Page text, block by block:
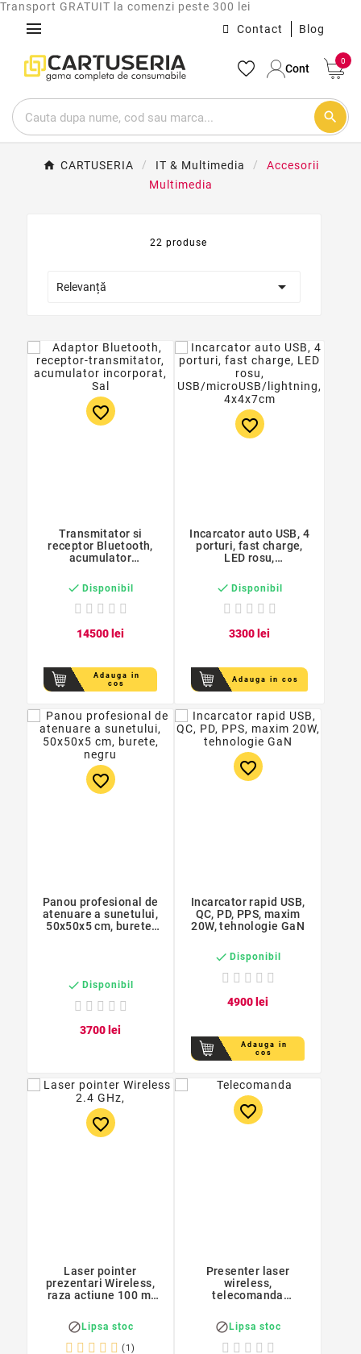
Transport GRATUIT la comenzi peste 300 lei
menu Contact Blog
Cont
0
search
CARTUSERIA IT & Multimedia
Accesorii
Multimedia
22 produse
Relevanță 
favorite_border
Transmitator si
receptor Bluetooth,
acumulator
 Disponibil
14500 lei
Adauga in
cos
favorite_border
Incarcator auto USB, 4
porturi, fast charge,
LED rosu,
4x4x7cm
 Disponibil
3300 lei
Adauga in cos
favorite_border
Panou profesional de
atenuare a sunetului,
50x50x5 cm, burete,
 Disponibil
3700 lei
favorite_border
Incarcator rapid USB,
QC, PD, PPS, maxim
20W, tehnologie GaN
 Disponibil
4900 lei
Adauga in
cos
favorite_border
Laser pointer
prezentari Wireless,
raza actiune 100 m,
Lipsa stoc
(1)
favorite_border
Presenter laser
wireless,
telecomanda
rosu, USB, raza 100 m
Lipsa stoc